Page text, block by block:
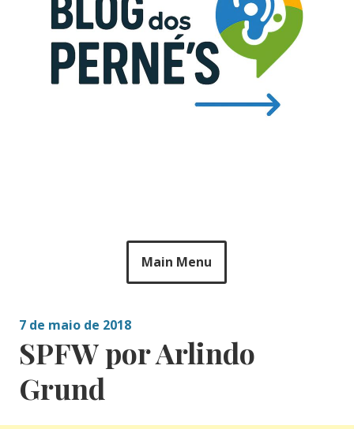
Main Menu
7 de maio de 2018
SPFW por Arlindo
Grund